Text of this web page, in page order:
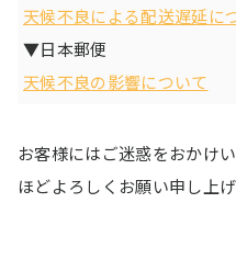
天候不良による配送遅延に
▼日本郵便
天候不良の影響について
お客様にはご迷惑をおかけ
ほどよろしくお願い申し上げ